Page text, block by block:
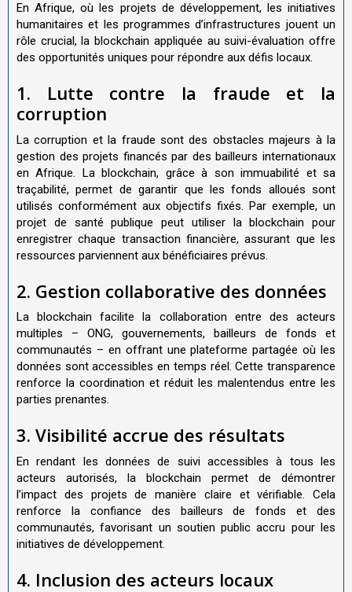
En Afrique, où les projets de développement, les initiatives
humanitaires et les programmes d’infrastructures jouent un
rôle crucial, la blockchain appliquée au suivi-évaluation offre
des opportunités uniques pour répondre aux défis locaux.
1. Lutte contre la fraude et la
corruption
La corruption et la fraude sont des obstacles majeurs à la
gestion des projets financés par des bailleurs internationaux
en Afrique. La blockchain, grâce à son immuabilité et sa
traçabilité, permet de garantir que les fonds alloués sont
utilisés conformément aux objectifs fixés. Par exemple, un
projet de santé publique peut utiliser la blockchain pour
enregistrer chaque transaction financière, assurant que les
ressources parviennent aux bénéficiaires prévus.
2. Gestion collaborative des données
La blockchain facilite la collaboration entre des acteurs
multiples – ONG, gouvernements, bailleurs de fonds et
communautés – en offrant une plateforme partagée où les
données sont accessibles en temps réel. Cette transparence
renforce la coordination et réduit les malentendus entre les
parties prenantes.
3. Visibilité accrue des résultats
En rendant les données de suivi accessibles à tous les
acteurs autorisés, la blockchain permet de démontrer
l’impact des projets de manière claire et vérifiable. Cela
renforce la confiance des bailleurs de fonds et des
communautés, favorisant un soutien public accru pour les
initiatives de développement.
4. Inclusion des acteurs locaux